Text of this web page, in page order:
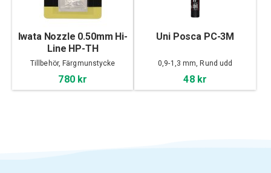
Iwata Nozzle 0.50mm Hi-
Line HP-TH
Tillbehör, Färgmunstycke
780 kr
Uni Posca PC-3M
0,9-1,3 mm, Rund udd
48 kr